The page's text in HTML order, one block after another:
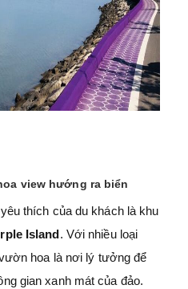
view hướng ra biển
thích của du khách là khu
Island. Với nhiều loại
hoa là nơi lý tưởng để
gian xanh mát của đảo.